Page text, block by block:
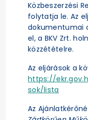
Közbeszerzési
folytatja le. Az
dokumentumai
el, a BKV Zrt.
közzétételre.
Az eljárások a
https://
sok/lista
Az